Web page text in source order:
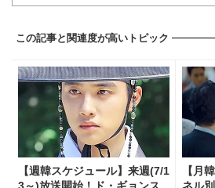
この記事と関連度が高いトピック
【週韓スケジュール】来週(7/1
3～)放送開始！ド・ギョンス
【月
ネル